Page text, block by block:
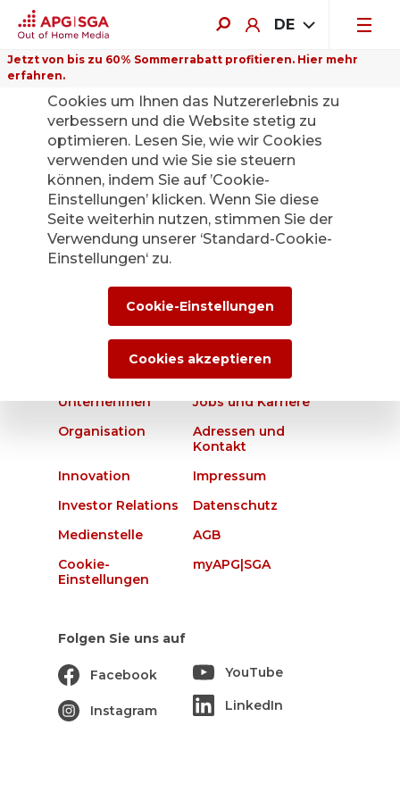
DE
Jetzt von bis zu 60% Sommerrabatt profitieren. Hier mehr
erfahren.
Mailingliste anpassen
Scroll Up
Abonnieren Sie unseren Out of Home
Media Newsletter.
Newsletter abonnieren
Unternehmen
Jobs und Karriere
Organisation
Adressen und
Kontakt
Innovation
Impressum
Investor Relations
Datenschutz
Medienstelle
AGB
Cookie-
Einstellungen
myAPG|SGA
Folgen Sie uns auf
Facebook
Instagram
YouTube
LinkedIn
Auf dieser Website verwenden wir
Cookies um Ihnen das Nutzererlebnis zu
verbessern und die Website stetig zu
optimieren. Lesen Sie, wie wir Cookies
verwenden und wie Sie sie steuern
können, indem Sie auf ’Cookie-
Einstellungen’ klicken. Wenn Sie diese
Seite weiterhin nutzen, stimmen Sie der
Verwendung unserer ‘Standard-Cookie-
Einstellungen‘ zu.
Cookie-Einstellungen
Cookies akzeptieren